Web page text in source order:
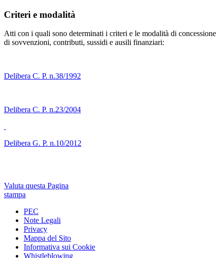
Criteri e modalità
Atti con i quali sono determinati i criteri e le modalità di concessione
di sovvenzioni, contributi, sussidi e ausili finanziari:
Delibera C. P. n.38/1992
Delibera C. P. n.23/2004
Delibera G. P. n.10/2012
Valuta questa Pagina
stampa
PEC
Note Legali
Privacy
Mappa del Sito
Informativa sui Cookie
Whistleblowing